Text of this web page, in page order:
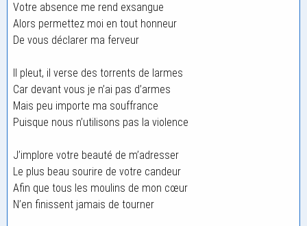
Votre absence me rend exsangue
Alors permettez moi en tout honneur
De vous déclarer ma ferveur
Il pleut, il verse des torrents de larmes
Car devant vous je n’ai pas d’armes
Mais peu importe ma souffrance
Puisque nous n’utilisons pas la violence
J’implore votre beauté de m’adresser
Le plus beau sourire de votre candeur
Afin que tous les moulins de mon cœur
N’en finissent jamais de tourner